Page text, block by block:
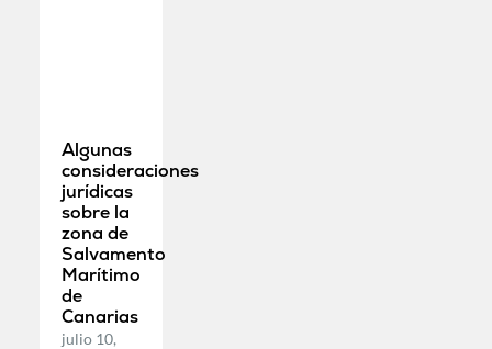
Algunas
consideraciones
jurídicas
sobre la
zona de
Salvamento
Marítimo
de
Canarias
julio 10,